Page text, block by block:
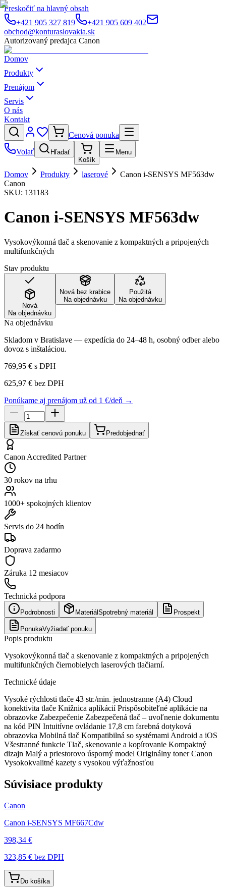
Preskočiť na hlavný obsah
+421 905 327 819
+421 905 609 402
obchod@konturaslovakia.sk
Autorizovaný predajca Canon
Domov
Produkty
Prenájom
Servis
O nás
Kontakt
Cenová ponuka
Volať
Hľadať
Košík
Menu
Domov Produkty laserové
Canon i-SENSYS MF563dw
Canon
SKU: 131183
Canon i-SENSYS MF563dw
Vysokovýkonná tlač a skenovanie z kompaktných a pripojených
multifunkčných
Stav produktu
Nová
Na objednávku
Nová bez krabice
Na objednávku
Použitá
Na objednávku
Na objednávku
Skladom v Bratislave — expedícia do 24–48 h, osobný odber alebo
dovoz s inštaláciou.
769,95 € s DPH
625,97 € bez DPH
Ponúkame aj prenájom už od 1 €/deň →
Získať cenovú ponuku Predobjednať
Canon Accredited Partner
30 rokov na trhu
1000+ spokojných klientov
Servis do 24 hodín
Doprava zadarmo
Záruka 12 mesiacov
Technická podpora
Podrobnosti Materiál Spotrebný materiál Prospekt
PonukaVyžiadať ponuku
Popis produktu
Vysokovýkonná tlač a skenovanie z kompaktných a pripojených
multifunkčných čiernobielych laserových tlačiarní.
Technické údaje
Vysoké rýchlosti tlače 43 str./min. jednostranne (A4) Cloud
konektivita tlače Knižnica aplikácií Prispôsobiteľné aplikácie na
obrazovke Zabezpečenie Zabezpečená tlač – uvoľnenie dokumentu
na kód PIN Intuitívne ovládanie 17,8 cm farebná dotyková
obrazovka Mobilná tlač Kompatibilná so systémami Android a iOS
Všestranné funkcie Tlač, skenovanie a kopírovanie Kompaktný
dizajn Malý a priestorovo úsporný model Originálny toner Canon
Vysokokvalitné kazety s vysokou výťažnosťou
Súvisiace produkty
Canon
Canon i-SENSYS MF667Cdw
398,34 €
323,85 € bez DPH
Do košíka